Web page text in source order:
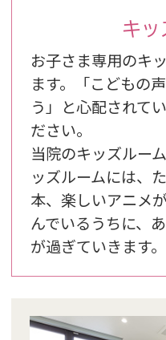
キッ
お子さま専用のキ
ます。「こどもの
う」と心配されて
ださい。
当院のキッズルー
ッズルームには、
本、楽しいアニメ
んでいるうちに、
が過ぎていきます。